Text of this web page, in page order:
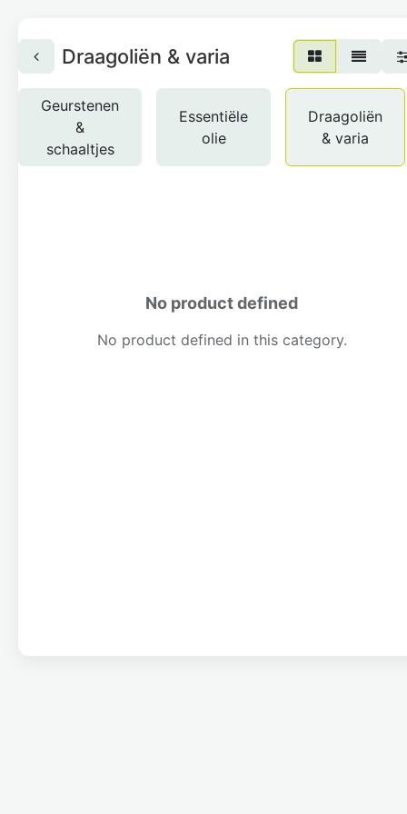
Draagoliën & varia
Geurstenen
&
schaaltjes
Essentiële
olie
Draagoliën
& varia
No product defined
No product defined in this category.